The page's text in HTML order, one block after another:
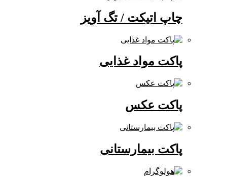
چاپ اتیکت / تگ آویز
پاکت مواد غذایی
پاکت عکس
پاکت بیمارستانی